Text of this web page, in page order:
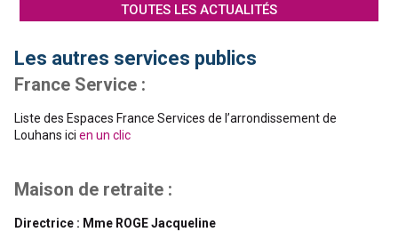
TOUTES LES ACTUALITÉS
Les autres services publics
France Service :
Liste des Espaces France Services de l’arrondissement de
Louhans ici en un clic
Maison de retraite :
Directrice : Mme ROGE Jacqueline